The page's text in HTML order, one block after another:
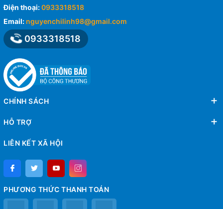
Điện thoại:0933318518
Email: nguyenchilinh98@gmail.com
0933318518
CHÍNH SÁCH
HỖ TRỢ
LIÊN KẾT XÃ HỘI
PHƯƠNG THỨC THANH TOÁN